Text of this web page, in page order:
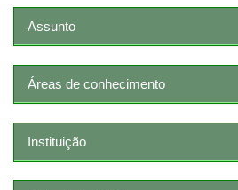
Assunto
Áreas de conhecimento
Instituição